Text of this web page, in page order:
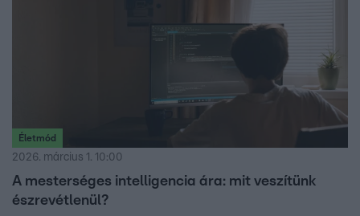
Életmód
2026. március 1. 10:00
A mesterséges intelligencia ára: mit veszítünk
észrevétlenül?